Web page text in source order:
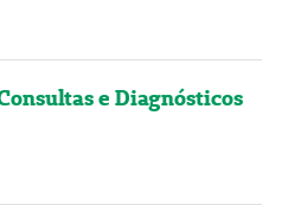
e Diagnósticos